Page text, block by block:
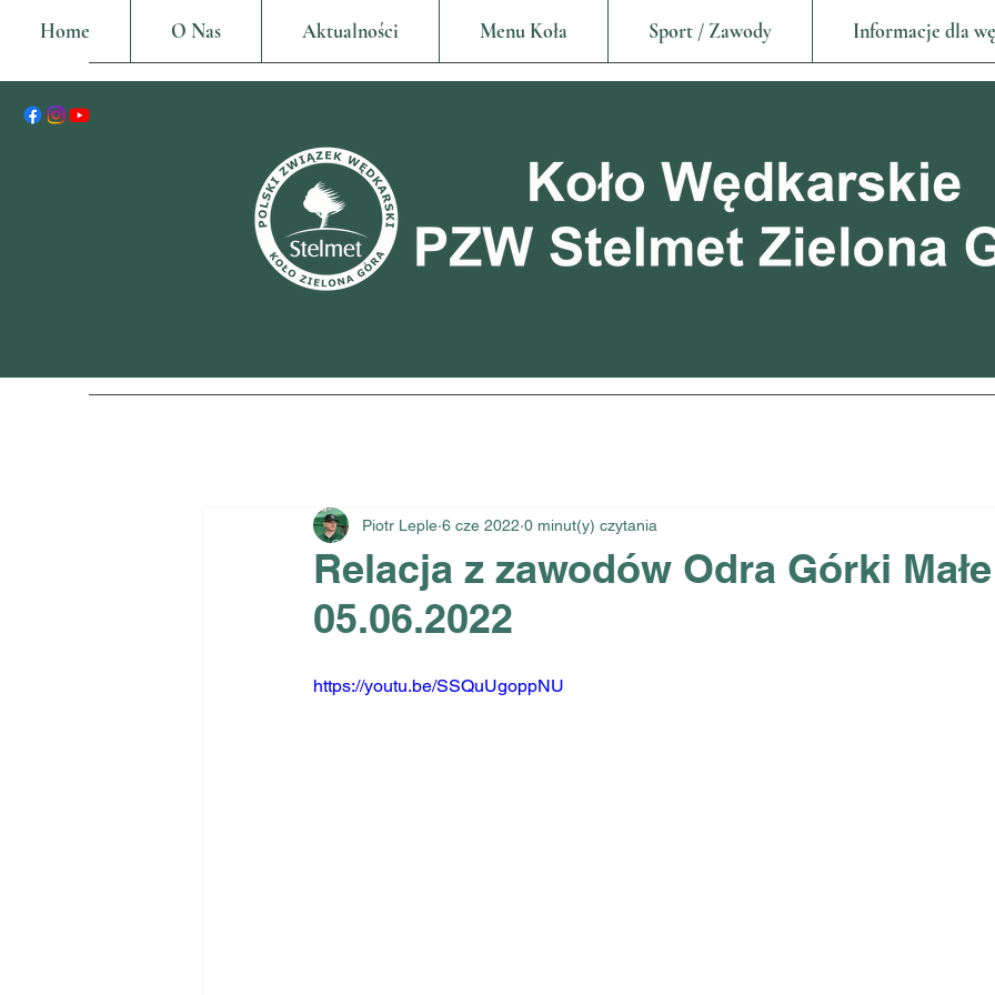
Home O Nas Aktualności Menu Koła Sport / Zawody Informacje dla
Relacja z zawodów Odra Górki Małe
05.06.2022
Piotr Leple 6 cze 2022 0 minut(y) czytania
https://youtu.be/SSQuUgoppNU